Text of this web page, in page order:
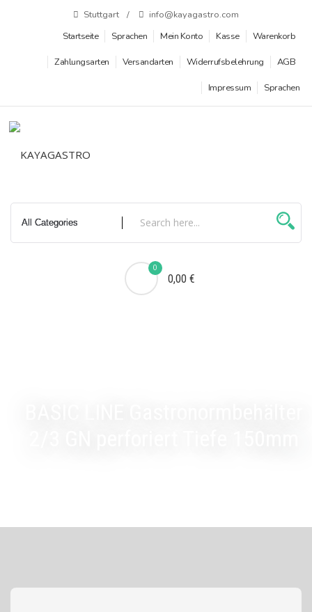
Stuttgart
info@kayagastro.com
Startseite
Sprachen Mein Konto Kasse Warenkorb
Zahlungsarten Versandarten Widerrufsbelehrung AGB
Impressum Sprachen
0
0,00 €